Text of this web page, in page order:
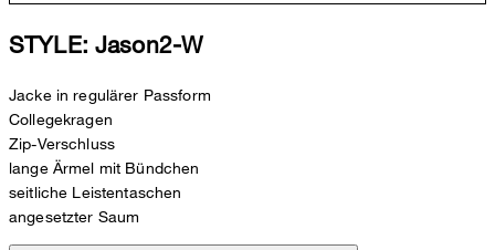
STYLE: Jason2-W
Jacke in regulärer Passform
Collegekragen
Zip-Verschluss
lange Ärmel mit Bündchen
seitliche Leistentaschen
angesetzter Saum